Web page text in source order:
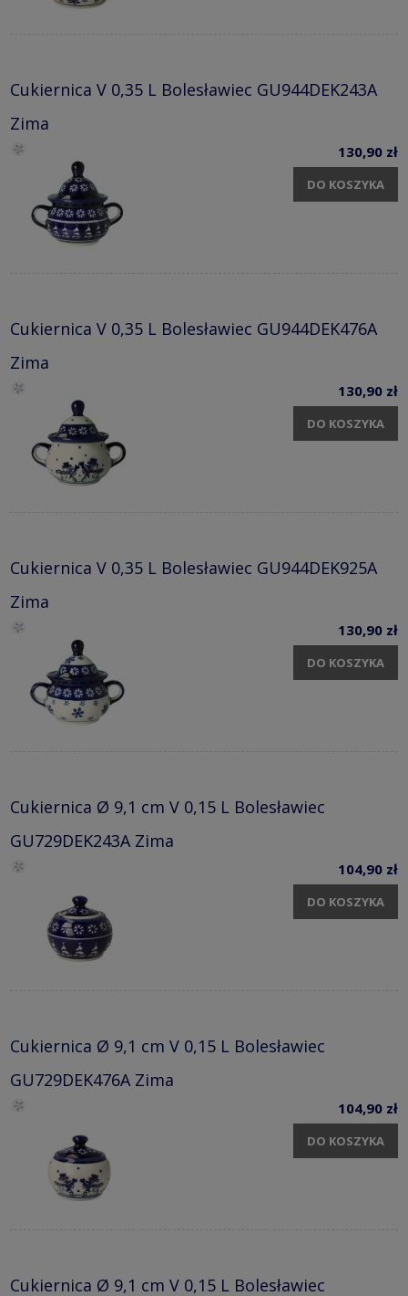
Cukiernica V 0,35 L Bolesławiec GU944DEK243A
Zima
130,90 zł
DO KOSZYKA
Cukiernica V 0,35 L Bolesławiec GU944DEK476A
Zima
130,90 zł
DO KOSZYKA
Cukiernica V 0,35 L Bolesławiec GU944DEK925A
Zima
130,90 zł
DO KOSZYKA
Cukiernica Ø 9,1 cm V 0,15 L Bolesławiec
GU729DEK243A Zima
104,90 zł
DO KOSZYKA
Cukiernica Ø 9,1 cm V 0,15 L Bolesławiec
GU729DEK476A Zima
104,90 zł
DO KOSZYKA
Cukiernica Ø 9,1 cm V 0,15 L Bolesławiec